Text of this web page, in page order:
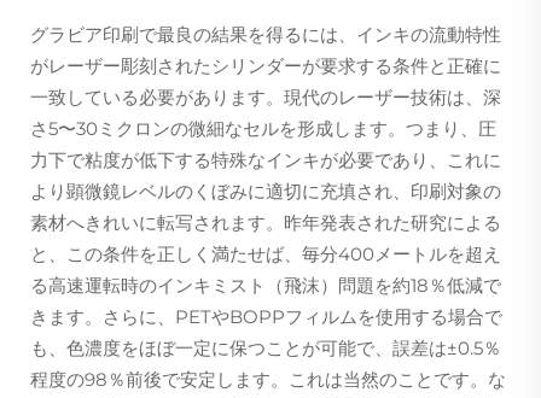
グラビア印刷で最良の結果を得るには、インキの流動特性
がレーザー彫刻されたシリンダーが要求する条件と正確に
一致している必要があります。現代のレーザー技術は、深
さ5〜30ミクロンの微細なセルを形成します。つまり、圧
力下で粘度が低下する特殊なインキが必要であり、これに
より顕微鏡レベルのくぼみに適切に充填され、印刷対象の
素材へきれいに転写されます。昨年発表された研究による
と、この条件を正しく満たせば、毎分400メートルを超え
る高速運転時のインキミスト（飛沫）問題を約18％低減で
きます。さらに、PETやBOPPフィルムを使用する場合で
も、色濃度をほぼ一定に保つことが可能で、誤差は±0.5％
程度の98％前後で安定します。これは当然のことです。な